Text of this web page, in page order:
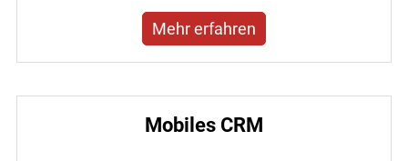
Mehr erfahren
Mobiles CRM